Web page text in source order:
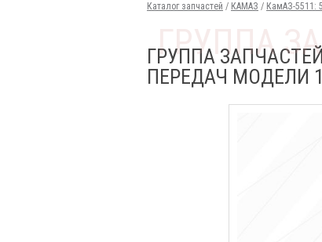
Каталог запчастей / КАМАЗ / КамАЗ-5511:
ГРУППА
ПЕРЕДАЧ МОДЕЛИ